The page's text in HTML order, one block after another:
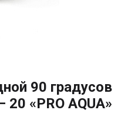
90 градусов
20 «PRO AQUA»